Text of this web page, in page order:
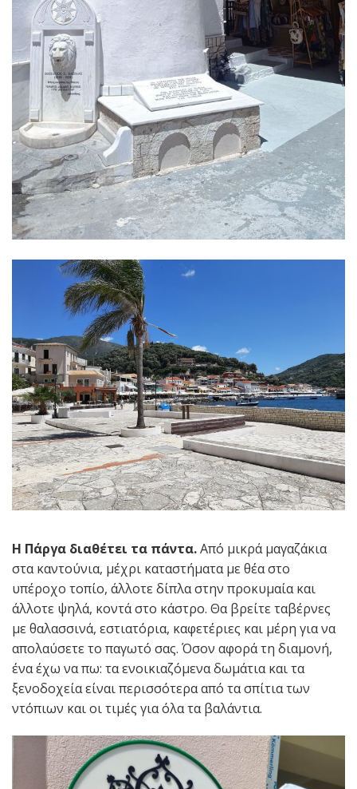
Η Πάργα διαθέτει τα πάντα.Από μικρά μαγαζάκια
στα καντούνια, μέχρι καταστήματα με θέα στο
υπέροχο τοπίο, άλλοτε δίπλα στην προκυμαία και
άλλοτε ψηλά, κοντά στο κάστρο. Θα βρείτε ταβέρνες
με θαλασσινά, εστιατόρια, καφετέριες και μέρη για να
απολαύσετε το παγωτό σας. Όσον αφορά τη διαμονή,
ένα έχω να πω: τα ενοικιαζόμενα δωμάτια και τα
ξενοδοχεία είναι περισσότερα από τα σπίτια των
ντόπιων και οι τιμές για όλα τα βαλάντια.